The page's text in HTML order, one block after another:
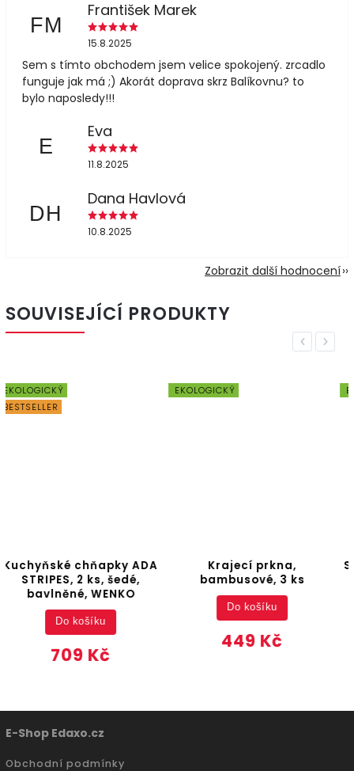
FM
František Marek
15.8.2025
Sem s tímto obchodem jsem velice spokojený. zrcadlo
funguje jak má ;) Akorát doprava skrz Balíkovnu? to
bylo naposledy!!!
E
Eva
11.8.2025
DH
Dana Havlová
10.8.2025
Zobrazit další hodnocení
SOUVISEJÍCÍ PRODUKTY
Previous
EKOLOGICKÝ
Krajecí prkna,
bambusové, 3 ks
449 Kč
Do košíku
EKOLOGICKÝ
Servírovací deska, 75 x 21
cm, akátové dřevo,
KESPER
659 Kč
Do košíku
Next
E-Shop Edaxo.cz
Obchodní podmínky